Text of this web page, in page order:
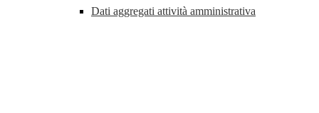
Dati aggregati attività amministrativa